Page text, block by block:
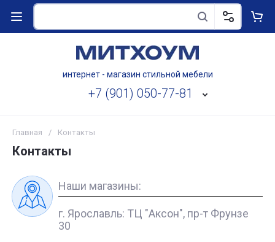
интернет - магазин стильной мебели
+7 (901) 050-77-81
Главная / Контакты
Контакты
Наши магазины:
г. Ярославль: ТЦ "Аксон", пр-т Фрунзе
30